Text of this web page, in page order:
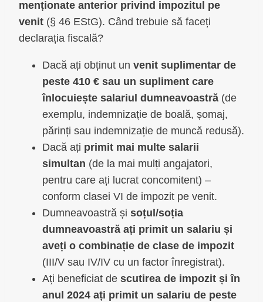
menționate anterior privind impozitul pe
venit (§ 46 EStG). Când trebuie să faceți
declarația fiscală?
Dacă ați obținut un venit suplimentar de
peste 410 € sau un supliment care
înlocuiește salariul dumneavoastră (de
exemplu, indemnizație de boală, șomaj,
părinți sau indemnizație de muncă redusă).
Dacă ați primit mai multe salarii
simultan (de la mai mulți angajatori,
pentru care ați lucrat concomitent) –
conform clasei VI de impozit pe venit.
Dumneavoastră și soțul/soția
dumneavoastră ați primit un salariu și
aveți o combinație de clase de impozit
(III/V sau IV/IV cu un factor înregistrat).
Ați beneficiat de scutirea de impozit și în
anul 2024 ați primit un salariu de peste